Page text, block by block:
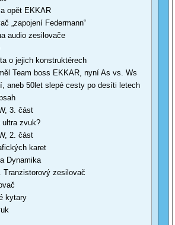
opět EKKAR
„zapojení Federmann“
audio zesilovače
o jejich konstruktérech
Team boss EKKAR, nyní As vs. Ws
aneb 50let slepé cesty po desíti letech
3. část
ultra zvuk?
2. část
karet
Dynamika
Tranzistorový zesilovač
kytary